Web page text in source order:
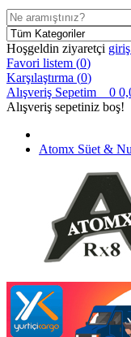
Hoşgeldin ziyaretçi
Favori listem (0)
Karşılaştırma (0)
Alışveriş Sepetim
0
Alışveriş sepetiniz boş!
Atomx Süet &